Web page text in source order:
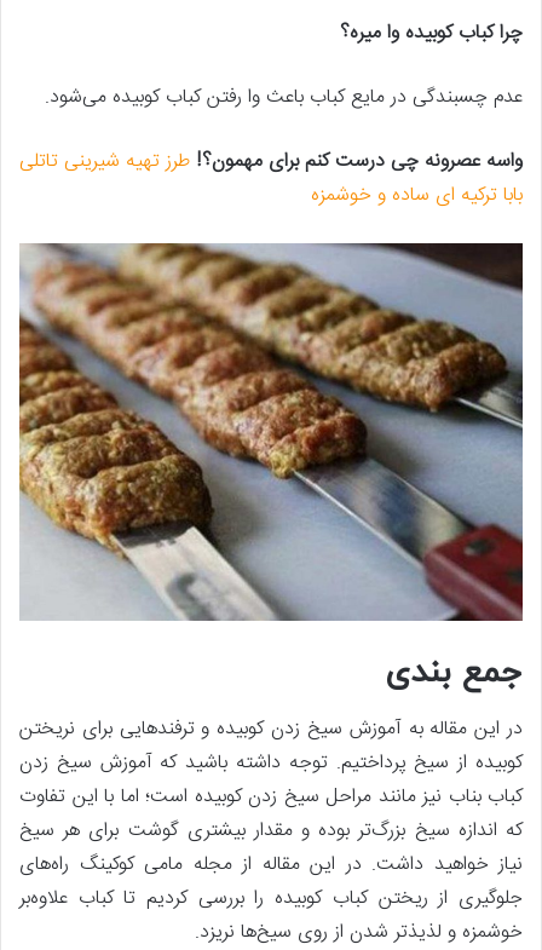
چرا کباب کوبیده وا میره؟
عدم چسبندگی در مایع کباب باعث وا رفتن کباب کوبیده می‌شود.
واسه عصرونه چی درست کنم برای مهمون؟! طرز تهیه شیرینی تاتلی
بابا ترکیه ای ساده و خوشمزه
جمع بندی
در این مقاله به آموزش سیخ زدن کوبیده و ترفندهایی برای نریختن
کوبیده از سیخ پرداختیم. توجه داشته باشید که آموزش سیخ زدن
کباب بناب نیز مانند مراحل سیخ زدن کوبیده است؛ اما با این تفاوت
که اندازه سیخ بزرگ‌تر بوده و مقدار بیشتری گوشت برای هر سیخ
نیاز خواهید داشت. در این مقاله از مجله مامی کوکینگ راه‌های
جلوگیری از ریختن کباب کوبیده را بررسی کردیم تا کباب علاوه‌بر
خوشمزه و لذیذتر شدن از روی سیخ‌ها نریزد.